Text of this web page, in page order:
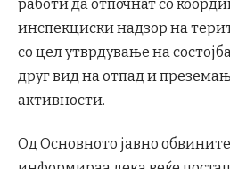
работи да отпочнат со
инспекциски надзор на
со цел утврдување на
друг вид на отпад и
активности.
Од Основното јавно